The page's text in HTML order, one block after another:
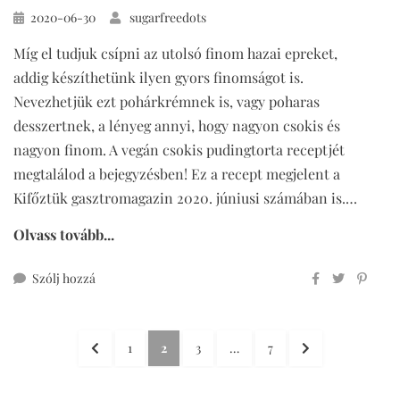
Közzétéve
2020-06-30 sugarfreedots
Míg el tudjuk csípni az utolsó finom hazai epreket,
addig készíthetünk ilyen gyors finomságot is.
Nevezhetjük ezt pohárkrémnek is, vagy poharas
desszertnek, a lényeg annyi, hogy nagyon csokis és
nagyon finom. A vegán csokis pudingtorta receptjét
megtalálod a bejegyzésben! Ez a recept megjelent a
Kifőztük gasztromagazin 2020. júniusi számában is.…
Olvass tovább...
Szólj hozzá
pohárban
Bejegyzések
ELŐZŐOLDAL
1 OLDAL
2 OLDAL
3 … OLDAL
7
KÖVETKEZŐ